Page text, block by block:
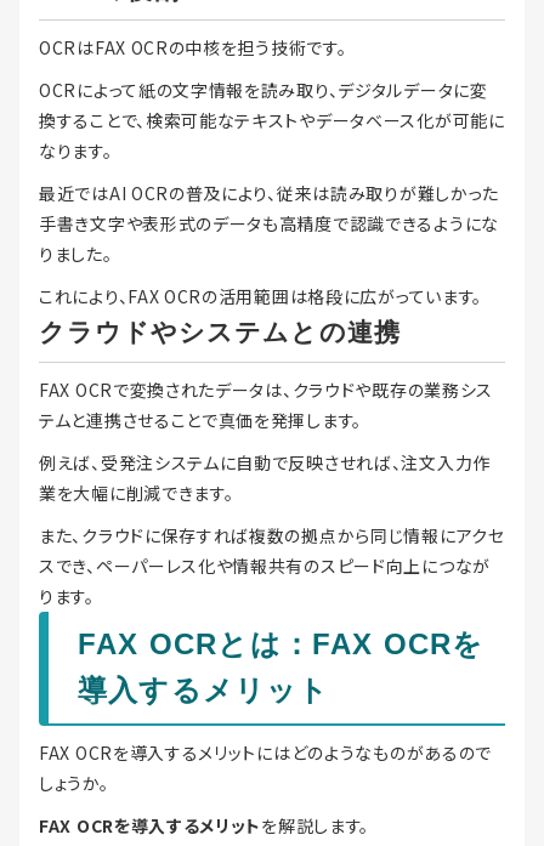
OCRはFAX OCRの中核を担う技術です。
OCRによって紙の文字情報を読み取り、デジタルデータに変
換することで、検索可能なテキストやデータベース化が可能に
なります。
最近ではAI OCRの普及により、従来は読み取りが難しかった
手書き文字や表形式のデータも高精度で認識できるようにな
りました。
これにより、FAX OCRの活用範囲は格段に広がっています。
クラウドやシステムとの連携
FAX OCRで変換されたデータは、クラウドや既存の業務シス
テムと連携させることで真価を発揮します。
例えば、受発注システムに自動で反映させれば、注文入力作
業を大幅に削減できます。
また、クラウドに保存すれば複数の拠点から同じ情報にアクセ
スでき、ペーパーレス化や情報共有のスピード向上につなが
ります。
FAX OCRとは：FAX OCRを
導入するメリット
FAX OCRを導入するメリットにはどのようなものがあるので
しょうか。
FAX OCRを導入するメリットを解説します。